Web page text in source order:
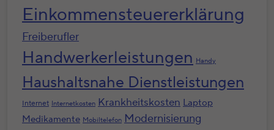
Einkommensteuererklärung
Freiberufler
Handwerkerleistungen Handy
Haushaltsnahe Dienstleistungen
Internet Internetkosten Krankheitskosten Laptop
Medikamente Mobiltelefon Modernisierung